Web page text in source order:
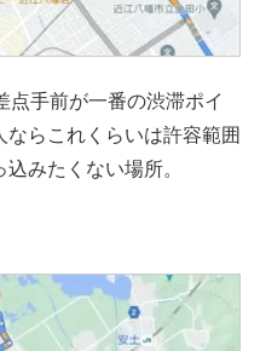
点手前が一番の渋滞ポイ
らこれくらいは許容範囲
みたくない場所。